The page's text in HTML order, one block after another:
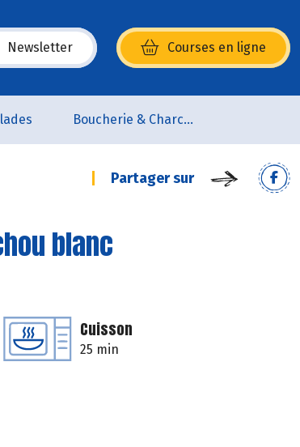
Newsletter Courses en ligne
dans une nouvelle fenêtre)
Boucherie & Charcuterie
Partager sur
blanc
Cuisson
25 min